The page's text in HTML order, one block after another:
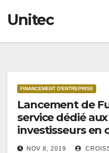
Unitec
FINANCEMENT D'ENTREPRISE
Lancement de
service dédié
investisseurs en
NOV 8, 2019